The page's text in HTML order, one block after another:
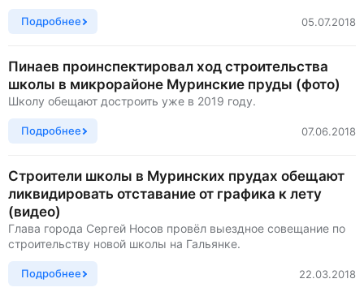
Подробнее 05.07.2018
Пинаев проинспектировал ход строительства
школы в микрорайоне Муринские пруды (фото)
Школу обещают достроить уже в 2019 году.
Подробнее 07.06.2018
Строители школы в Муринских прудах обещают
ликвидировать отставание от графика к лету
(видео)
Глава города Сергей Носов провёл выездное совещание по
строительству новой школы на Гальянке.
Подробнее 22.03.2018